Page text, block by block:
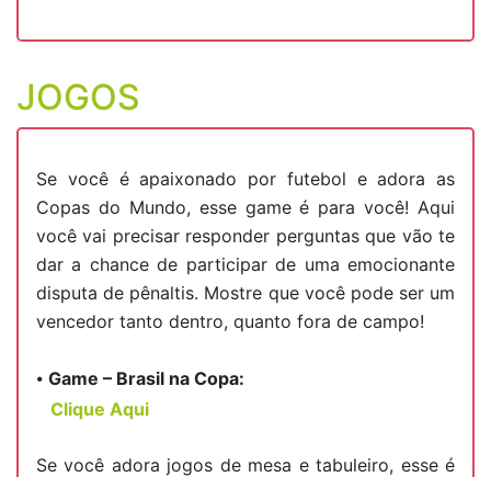
JOGOS
Se você é apaixonado por futebol e adora as
Copas do Mundo, esse game é para você! Aqui
você vai precisar responder perguntas que vão te
dar a chance de participar de uma emocionante
disputa de pênaltis. Mostre que você pode ser um
vencedor tanto dentro, quanto fora de campo!
⦁ Game – Brasil na Copa:
Clique Aqui
Se você adora jogos de mesa e tabuleiro, esse é